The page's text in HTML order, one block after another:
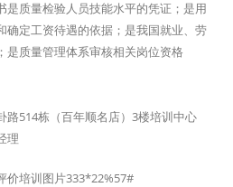
是质量检验人员技能水平的凭证；是用
确定工资待遇的依据；是我国就业、劳
是质量管理体系审核相关岗位资格
路514栋（百年顺名店）3楼培训中心
理
价培训图片333*22%57#